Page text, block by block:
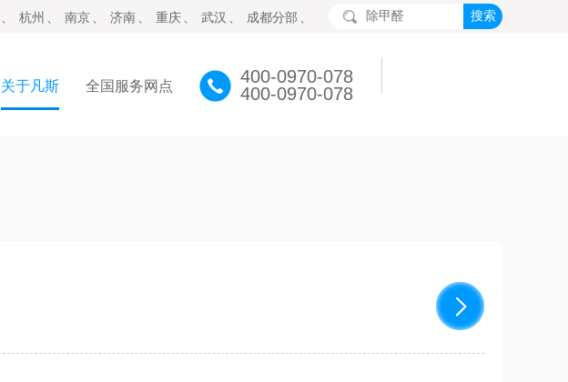
、 杭州 、 南京 、 济南 、 重庆 、 武汉 、 成都分部 、
400-0970-078
400-0970-078
关于凡斯 全国服务网点